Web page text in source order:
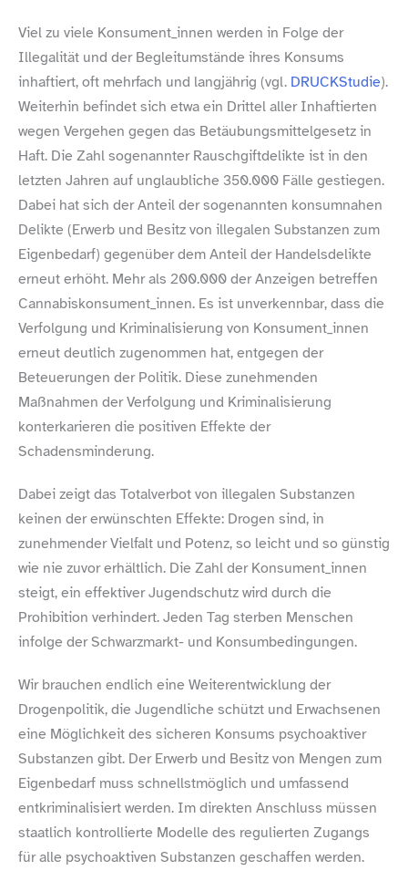
Viel zu viele Konsument_​innen werden in Folge der
Illegalität und der Begleitumstände ihres Konsums
inhaftiert, oft mehrfach und langjährig (vgl. DRUCKStudie).
Weiterhin befindet sich etwa ein Drittel aller Inhaftierten
wegen Vergehen gegen das Betäubungsmittelgesetz in
Haft. Die Zahl sogenannter Rauschgiftdelikte ist in den
letzten Jahren auf unglaubliche 350.000 Fälle gestiegen.
Dabei hat sich der Anteil der sogenannten konsumnahen
Delikte (Erwerb und Besitz von illegalen Substanzen zum
Eigenbedarf) gegenüber dem Anteil der Handelsdelikte
erneut erhöht. Mehr als 200.000 der Anzeigen betreffen
Cannabiskonsument_​innen. Es ist unverkennbar, dass die
Verfolgung und Kriminalisierung von Konsument_​innen
erneut deutlich zugenommen hat, entgegen der
Beteuerungen der Politik. Diese zunehmenden
Maßnahmen der Verfolgung und Kriminalisierung
konterkarieren die positiven Effekte der
Schadensminderung.
Dabei zeigt das Totalverbot von illegalen Substanzen
keinen der erwünschten Effekte: Drogen sind, in
zunehmender Vielfalt und Potenz, so leicht und so günstig
wie nie zuvor erhältlich. Die Zahl der Konsument_​innen
steigt, ein effektiver Jugendschutz wird durch die
Prohibition verhindert. Jeden Tag sterben Menschen
infolge der Schwarzmarkt- und Konsumbedingungen.
Wir brauchen endlich eine Weiterentwicklung der
Drogenpolitik, die Jugendliche schützt und Erwachsenen
eine Möglichkeit des sicheren Konsums psychoaktiver
Substanzen gibt. Der Erwerb und Besitz von Mengen zum
Eigenbedarf muss schnellstmöglich und umfassend
entkriminalisiert werden. Im direkten Anschluss müssen
staatlich kontrollierte Modelle des regulierten Zugangs
für alle psychoaktiven Substanzen geschaffen werden.